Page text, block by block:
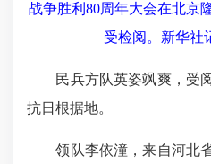
战争胜利80周年大会在北京
受检阅。新华社
民兵方队英姿飒爽，受阅
抗日根据地。
领队李依潼，来自河北省